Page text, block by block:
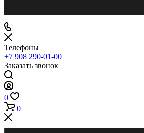
Телефоны
+7 908 290-01-00
Заказать звонок
0
0